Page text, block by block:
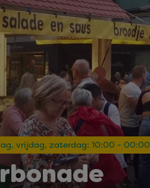
vrijdag, zaterdag: 10:00 - 00:00